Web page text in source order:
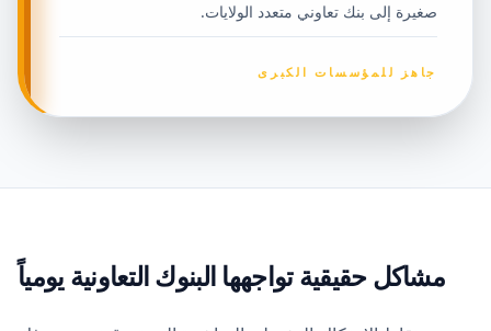
صغيرة إلى بنك تعاوني متعدد الولايات.
جاهز للمؤسسات الكبرى
مشاكل حقيقية تواجهها البنوك التعاونية يومياً